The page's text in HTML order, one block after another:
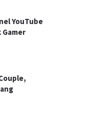
YouTube
Gamer